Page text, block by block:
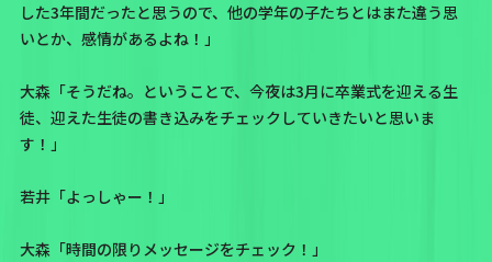
した3年間だったと思うので、他の学年の子たちとはまた違う思
いとか、感情があるよね！」
大森「そうだね。ということで、今夜は3月に卒業式を迎える生
徒、迎えた生徒の書き込みをチェックしていきたいと思いま
す！」
若井「よっしゃー！」
大森「時間の限りメッセージをチェック！」